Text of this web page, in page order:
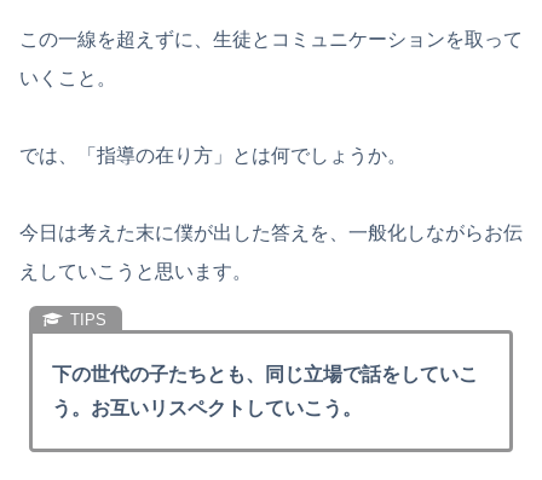
この一線を超えずに、生徒とコミュニケーションを取って
いくこと。
では、「指導の在り方」とは何でしょうか。
今日は考えた末に僕が出した答えを、一般化しながらお伝
えしていこうと思います。
下の世代の子たちとも、同じ立場で話をしていこ
う。お互いリスペクトしていこう。